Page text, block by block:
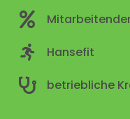
Hansefit
betriebliche